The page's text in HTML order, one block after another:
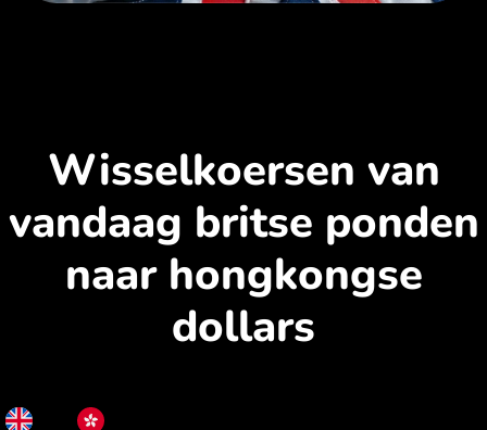
Wisselkoersen van
vandaag britse ponden
naar hongkongse
dollars
GBP